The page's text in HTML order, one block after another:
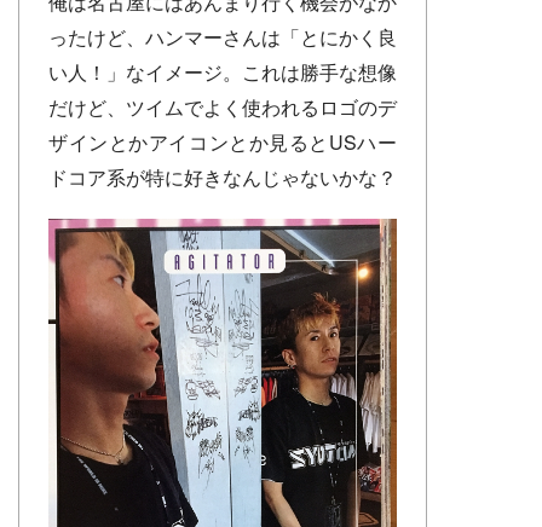
ったけど、ハンマーさんは「とにかく良
い人！」なイメージ。これは勝手な想像
だけど、ツイムでよく使われるロゴのデ
ザインとかアイコンとか見るとUSハー
ドコア系が特に好きなんじゃないかな？